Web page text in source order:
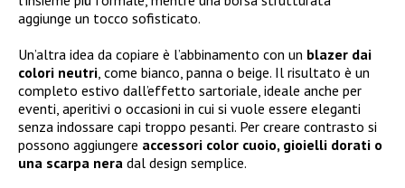
aggiunge un tocco sofisticato.
Un’altra idea da copiare è l’abbinamento con un blazer dai
colori neutri , come bianco, panna o beige. Il risultato è un
completo estivo dall’effetto sartoriale, ideale anche per
eventi, aperitivi o occasioni in cui si vuole essere eleganti
senza indossare capi troppo pesanti. Per creare contrasto si
possono aggiungere accessori color cuoio, gioielli dorati o
una scarpa nera dal design semplice.